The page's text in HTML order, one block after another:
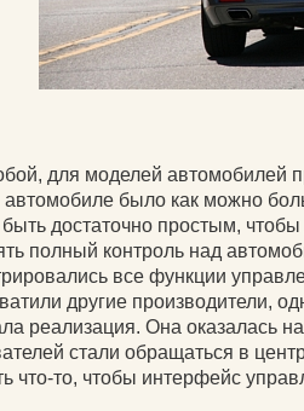
для моделей автомобилей
автомобиле было как можно
достаточно простым,
полный контроль над
все функции
другие производители,
реализация. Она оказалась
стали обращаться в
что-то, чтобы интерфейс